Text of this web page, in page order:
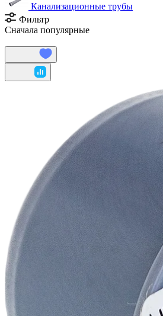
Канализационные трубы
Фильтр
Сначала популярные